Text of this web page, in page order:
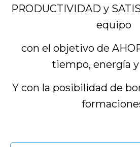
PRODUCTIVIDAD y
equipo
con el objetivo de
tiempo, energía
Y con la posibilidad de